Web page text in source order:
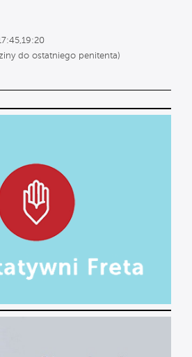
do ostatniego penitenta)